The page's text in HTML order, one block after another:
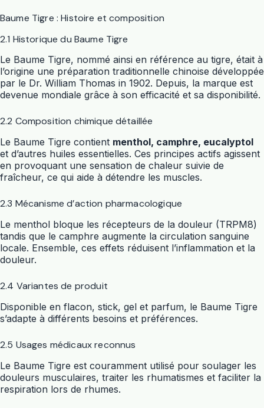
Baume Tigre : Histoire et composition
2.1 Historique du Baume Tigre
Le Baume Tigre, nommé ainsi en référence au tigre, était à
l’origine une préparation traditionnelle chinoise développée
par le Dr. William Thomas in 1902. Depuis, la marque est
devenue mondiale grâce à son efficacité et sa disponibilité.
2.2 Composition chimique détaillée
Le Baume Tigre contient menthol, camphre, eucalyptol
et d’autres huiles essentielles. Ces principes actifs agissent
en provoquant une sensation de chaleur suivie de
fraîcheur, ce qui aide à détendre les muscles.
2.3 Mécanisme d’action pharmacologique
Le menthol bloque les récepteurs de la douleur (TRPM8)
tandis que le camphre augmente la circulation sanguine
locale. Ensemble, ces effets réduisent l’inflammation et la
douleur.
2.4 Variantes de produit
Disponible en flacon, stick, gel et parfum, le Baume Tigre
s’adapte à différents besoins et préférences.
2.5 Usages médicaux reconnus
Le Baume Tigre est couramment utilisé pour soulager les
douleurs musculaires, traiter les rhumatismes et faciliter la
respiration lors de rhumes.